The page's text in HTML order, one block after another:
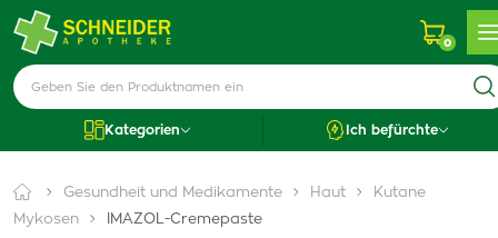
0
Kategorien Ich befürchte
Gesundheit und Medikamente Haut
Kutane
Mykosen
IMAZOL-Cremepaste